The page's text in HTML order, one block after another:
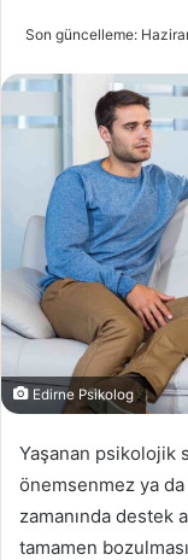
Son güncelleme:
Edirne Psikolog
Yaşanan psikolojik
önemsenmez ya
zamanında destek
tamamen